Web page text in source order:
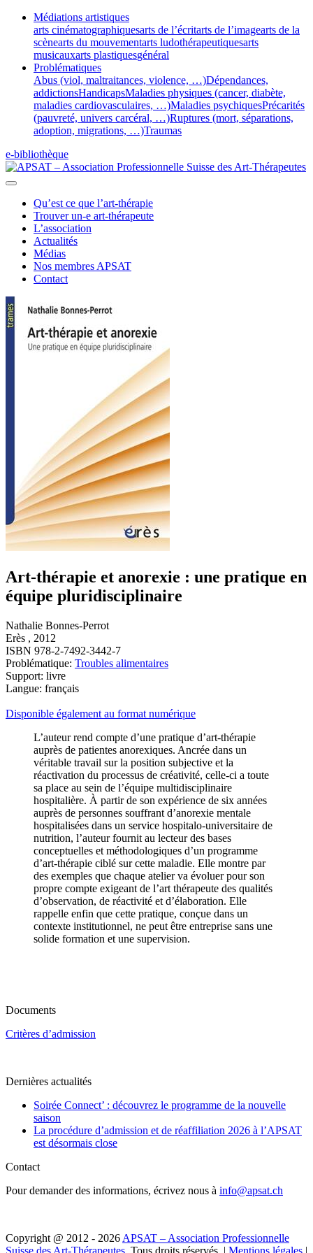
Médiations artistiques
arts cinématographiquesarts de l’écritarts de l’imagearts de la
scènearts du mouvementarts ludothérapeutiquesarts
musicauxarts plastiquesgénéral
Problématiques
Abus (viol, maltraitances, violence, …)Dépendances,
addictionsHandicapsMaladies physiques (cancer, diabète,
maladies cardiovasculaires, …)Maladies psychiquesPrécarités
(pauvreté, univers carcéral, …)Ruptures (mort, séparations,
adoption, migrations, …)Traumas
e-bibliothèque
Qu’est ce que l’art-thérapie
Trouver un-e art-thérapeute
L’association
Actualités
Médias
Nos membres APSAT
Contact
Art-thérapie et anorexie : une pratique en
équipe pluridisciplinaire
Nathalie Bonnes-Perrot
Erès , 2012
ISBN 978-2-7492-3442-7
Problématique: Troubles alimentaires
Support: livre
Langue: français
Disponible également au format numérique
L’auteur rend compte d’une pratique d’art-thérapie
auprès de patientes anorexiques. Ancrée dans un
véritable travail sur la position subjective et la
réactivation du processus de créativité, celle-ci a toute
sa place au sein de l’équipe multidisciplinaire
hospitalière. À partir de son expérience de six années
auprès de personnes souffrant d’anorexie mentale
hospitalisées dans un service hospitalo-universitaire de
nutrition, l’auteur fournit au lecteur des bases
conceptuelles et méthodologiques d’un programme
d’art-thérapie ciblé sur cette maladie. Elle montre par
des exemples que chaque atelier va évoluer pour son
propre compte exigeant de l’art thérapeute des qualités
d’observation, de réactivité et d’élaboration. Elle
rappelle enfin que cette pratique, conçue dans un
contexte institutionnel, ne peut être entreprise sans une
solide formation et une supervision.
Documents
Critères d’admission
Dernières actualités
Soirée Connect’ : découvrez le programme de la nouvelle
saison
La procédure d’admission et de réaffiliation 2026 à l’APSAT
est désormais close
Contact
Pour demander des informations, écrivez nous à info@apsat.ch
Copyright @ 2012 - 2026 APSAT – Association Professionnelle
Suisse des Art-Thérapeutes . Tous droits réservés. | Mentions légales |